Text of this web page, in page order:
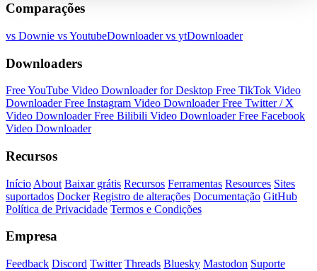
Comparações
vs Downie vs YoutubeDownloadervs ytDownloader
Downloaders
Free YouTube Video Downloader for Desktop Free TikTok Video
DownloaderFree Instagram Video DownloaderFree Twitter / X
Video DownloaderFree Bilibili Video DownloaderFree Facebook
Video Downloader
Recursos
Início About Baixar grátis Recursos Ferramentas Resources Sites
suportados Docker Registro de alterações Documentação GitHub
Política de Privacidade Termos e Condições
Empresa
Feedback Discord Twitter Threads Bluesky Mastodon Suporte